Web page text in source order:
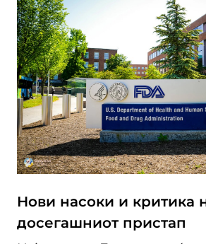
Нови насоки и критика
досегашниот пристап